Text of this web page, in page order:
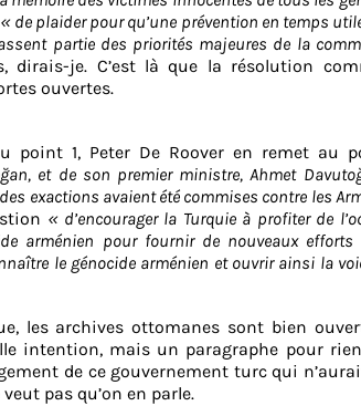
« de plaider pour qu’une prévention en temps
partie des priorités majeures de la
dirais-je. C’est là que la résolution
ouvertes.
point 1, Peter De Roover en remet au
et de son premier ministre, Ahmet
exactions avaient été commises contre les
« d’encourager la Turquie à profiter de
arménien pour fournir de nouveaux efforts
le génocide arménien et ouvrir ainsi la
les archives ottomanes sont bien
intention, mais un paragraphe pour
de ce gouvernement turc qui
pas qu’on en parle.